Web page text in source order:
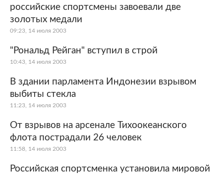
российские спортсмены завоевали две
золотых медали
09:23, 14 июля 2003
"Рональд Рейган" вступил в строй
10:43, 14 июля 2003
В здании парламента Индонезии взрывом
выбиты стекла
11:23, 14 июля 2003
От взрывов на арсенале Тихоокеанского
флота пострадали 26 человек
11:58, 14 июля 2003
Российская спортсменка установила мировой